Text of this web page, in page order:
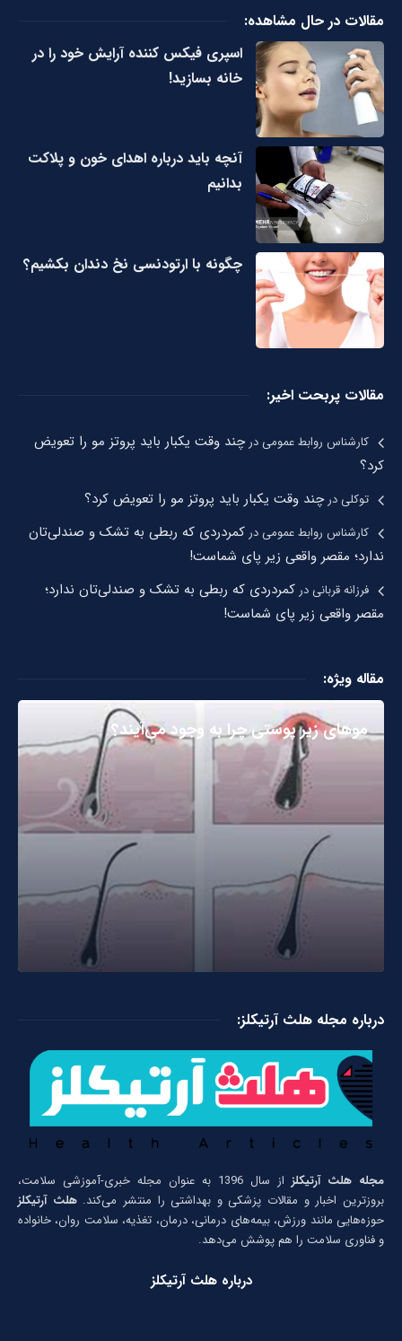
مقالات در حال مشاهده:
اسپری فیکس کننده آرایش خود را در
خانه بسازید!
آنچه باید درباره اهدای خون و پلاکت
بدانیم
چگونه با ارتودنسی نخ دندان بکشیم؟
مقالات پربحت اخیر:
کارشناس روابط عمومیدرچند وقت یکبار باید پروتز مو را تعویض
کرد؟
توکلیدرچند وقت یکبار باید پروتز مو را تعویض کرد؟
کارشناس روابط عمومیدرکمردردی که ربطی به تشک و صندلی‌تان
ندارد؛ مقصر واقعی زیر پای شماست!
فرزانه قربانیدرکمردردی که ربطی به تشک و صندلی‌تان ندارد؛
مقصر واقعی زیر پای شماست!
مقاله ویژه:
مو‌های زیر پوستی چرا به وجود می‌آیند؟
درباره مجله هلث آرتیکلز:
مجله هلث آرتیکلز
از سال 1396 به عنوان مجله خبری-آموزشی سلامت،
بروزترین اخبار و مقالات پزشکی و بهداشتی را منتشر می‌کند.هلث آرتیکلز
حوزه‌هایی مانند ورزش، بیمه‌های درمانی، درمان، تغذیه، سلامت روان، خانواده
و فناوری سلامت را هم پوشش می‌دهد.
درباره هلث آرتیکلز